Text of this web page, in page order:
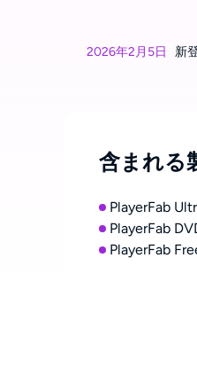
2026年2月5日 新
含まれる
PlayerFab
PlayerFab
PlayerFab